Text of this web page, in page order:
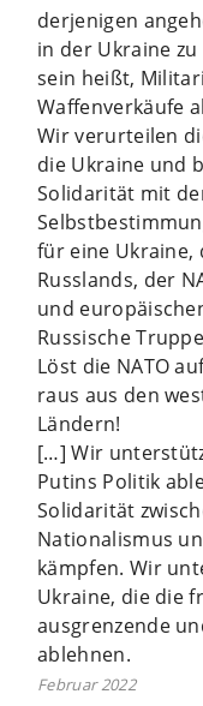
derjenigen
in der Ukraine
sein heißt,
Waffenverkäufe
Wir verurteilen
die Ukraine und
Solidarität mit
für eine Ukraine,
Russlands, der
und
Russische
Löst die NATO
raus aus den
Ländern!
[…] Wir
Putins Politik
Solidarität
Nationalismus
kämpfen. Wir
Ukraine, die die
ausgrenzende
ablehnen.
Februar 2022